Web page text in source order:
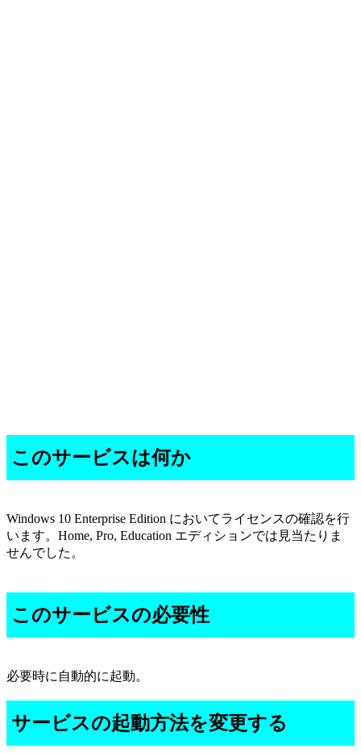
このサービスは何か
Windows 10 Enterprise Edition においてライセンスの確認を行
います。Home, Pro, Education エディションでは見当たりま
せんでした。
このサービスの必要性
必要時に自動的に起動。
サービスの起動方法を変更する